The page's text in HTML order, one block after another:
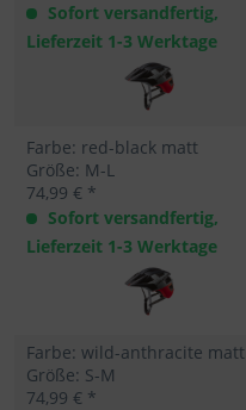
Sofort versandfertig,
Lieferzeit 1-3 Werktage
Farbe: red-black matt
Größe: M-L
74,99 € *
Sofort versandfertig,
Lieferzeit 1-3 Werktage
Farbe: wild-anthracite matt
Größe: S-M
74,99 € *